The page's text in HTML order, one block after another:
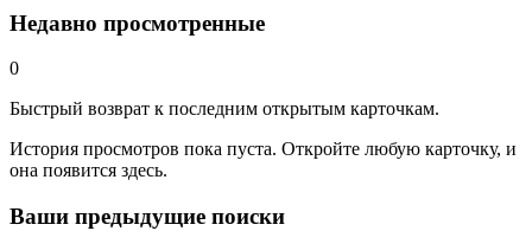
Недавно просмотренные
0
Быстрый возврат к последним открытым карточкам.
История просмотров пока пуста. Откройте любую карточку, и
она появится здесь.
Ваши предыдущие поиски